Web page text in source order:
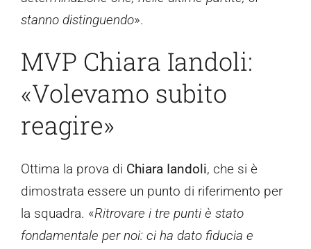
stanno distinguendo».
MVP Chiara Iandoli:
«Volevamo subito
reagire»
Ottima la prova di Chiara Iandoli, che si è
dimostrata essere un punto di riferimento per
la squadra. «Ritrovare i tre punti è stato
fondamentale per noi: ci ha dato fiducia e